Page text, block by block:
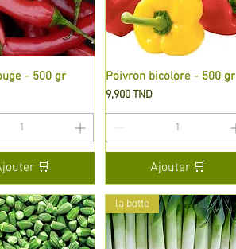
rapide
- 500 gr
🛒
Aperçu rapide
Poivron bicolore - 500 gr
Prix
9,900 TND
Ajouter 🛒
la botte